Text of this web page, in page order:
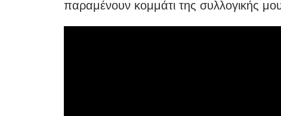
παραμένουν κομμάτι της συλλογικής